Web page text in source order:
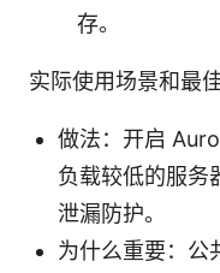
存。
实际使用场景和最
做法：开启
负载较低的服
泄漏防护。
为什么重要：公